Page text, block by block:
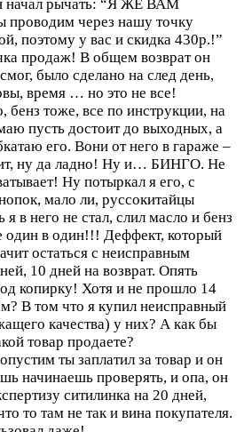
начал рычать: “Я ЖЕ ВАМ
проводим через нашу точку
поэтому у вас и скидка 430р.!”
продаж! В общем возврат он
было сделано на след день,
время … но это не все!
бенз тоже, все по инструкции, на
пусть достоит до выходных, а
его. Вони от него в гараже –
ну да ладно! Ну и… БИНГО. Не
Ну потыркал я его, с
мало ли, руссокитайцы
в него не стал, слил масло и бенз
один в один!!! Деффект, который
остаться с неисправным
10 дней на возврат. Опять
копирку! Хотя и не прошло 14
В том что я купил неисправный
качества) у них? А как бы
товар продаете?
ты заплатил за товар и он
начинаешь проверять, и опа, он
ситилинка на 20 дней,
то там не так и вина покупателя.